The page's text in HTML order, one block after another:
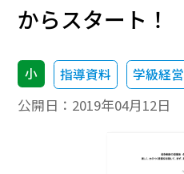
からスタート！
小 指導資料 学級経営
公開日： 2019年04月12日